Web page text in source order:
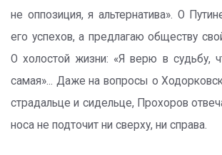
не оппозиция, я альтернатива». О
его успехов, а предлагаю обществу
О холостой жизни: «Я верю в судьбу,
самая»... Даже на вопросы о
страдальце и сидельце, Прохоров
носа не подточит ни сверху, ни справа.